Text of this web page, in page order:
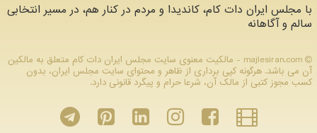
با مجلس ایران دات کام، کاندیدا و مردم در کنار هم، در مسیر انتخابی
سالم و آگاهانه
majlesiran.com - مالکیت معنوی سایت مجلس ایران دات كام متعلق به مالکین
آن می باشد. هرگونه کپی برداری از ظاهر و محتوای سایت مجلس ایران، بدون
کسب مجوز کتبی از مالک آن، شرعا حرام و پیگرد قانونی دارد.